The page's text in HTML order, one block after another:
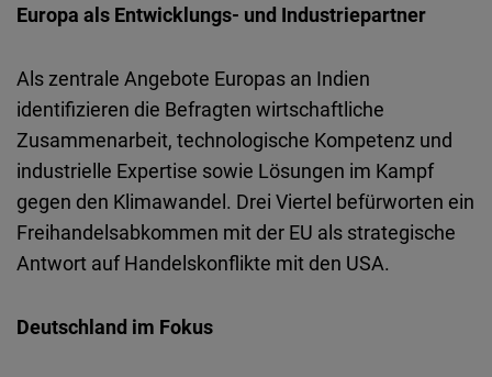
Europa als Entwicklungs- und Industriepartner
Als zentrale Angebote Europas an Indien
identifizieren die Befragten wirtschaftliche
Zusammenarbeit, technologische Kompetenz und
industrielle Expertise sowie Lösungen im Kampf
gegen den Klimawandel. Drei Viertel befürworten ein
Freihandelsabkommen mit der EU als strategische
Antwort auf Handelskonflikte mit den USA.
Deutschland im Fokus